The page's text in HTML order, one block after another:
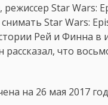
Star Wars:
Star Wars:
Рей и Финна в
что
на 26 мая 2017